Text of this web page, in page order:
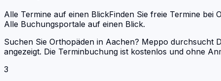
Alle Termine auf einen BlickFinden Sie freie Termine bei
Alle Buchungsportale auf einen Blick.
Suchen Sie Orthopäden in Aachen? Meppo durchsucht
angezeigt. Die Terminbuchung ist kostenlos und ohne
3